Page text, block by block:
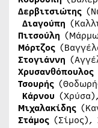
Δερβιτσιώτης
Διαγούπη
Πιτσούλη
Μόρτζος
Στογιάννη
Χρυσανθόπουλος
Τσουρής
Κάρνου (Χρύσα),
Μιχαλακίδης
Στάμος (Σίμος),